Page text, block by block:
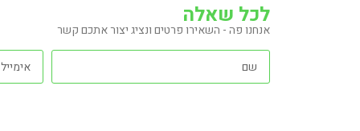
לכל שאלה
אנחנו פה - השאירו פרטים ונציג יצור אתכם קשר